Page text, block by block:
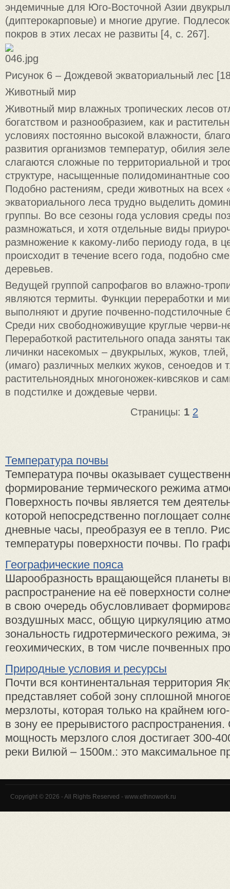
эндемичные для Юго-Восточной Азии
(диптерокарповые) и многие другие.
покров в этих лесах не развиты [4, с. 267].
Рисунок 6 – Дождевой экваториальный лес
Животный мир
Животный мир влажных тропических лесов
богатством и разнообразием, как и
условиях постоянно высокой влажности,
развития организмов температур, обилия
слагаются сложные по территориальной и
структуре, насыщенные полидоминантные
Подобно растениям, среди животных на всех
экваториального леса трудно выделить
группы. Во все сезоны года условия среды
размножаться, и хотя отдельные виды
размножение к какому-либо периоду года, в
происходит в течение всего года, подобно
деревьев.
Ведущей группой сапрофагов во влажно-
являются термиты. Функции переработки и
выполняют и другие почвенно-подстилочные
Среди них свободноживущие круглые черви-
Переработкой растительного опада заняты
личинки насекомых – двукрылых, жуков,
(имаго) различных мелких жуков, сеноедов и
растительноядных многоножек-кивсяков и
в подстилке и дождевые черви.
Страницы: 1 2
Температура почвы
Температура почвы оказывает
формирование термического режима
Поверхность почвы является тем
которой непосредственно поглощает
дневные часы, преобразуя ее в тепло.
температуры поверхности почвы. По
Географические пояса
Шарообразность вращающейся планеты
распространение на её поверхности
в свою очередь обусловливает
воздушных масс, общую циркуляцию
зональность гидротермического режима,
геохимических, в том числе почвенных
Природные условия и ресурсы
Почти вся континентальная территория
представляет собой зону сплошной
мерзлоты, которая только на крайнем
в зону ее прерывистого
мощность мерзлого слоя достигает 300-
реки Вилюй – 1500м.: это максимальное
Copyright © 2026 - All Rights Reserved - www.ethnowork.ru